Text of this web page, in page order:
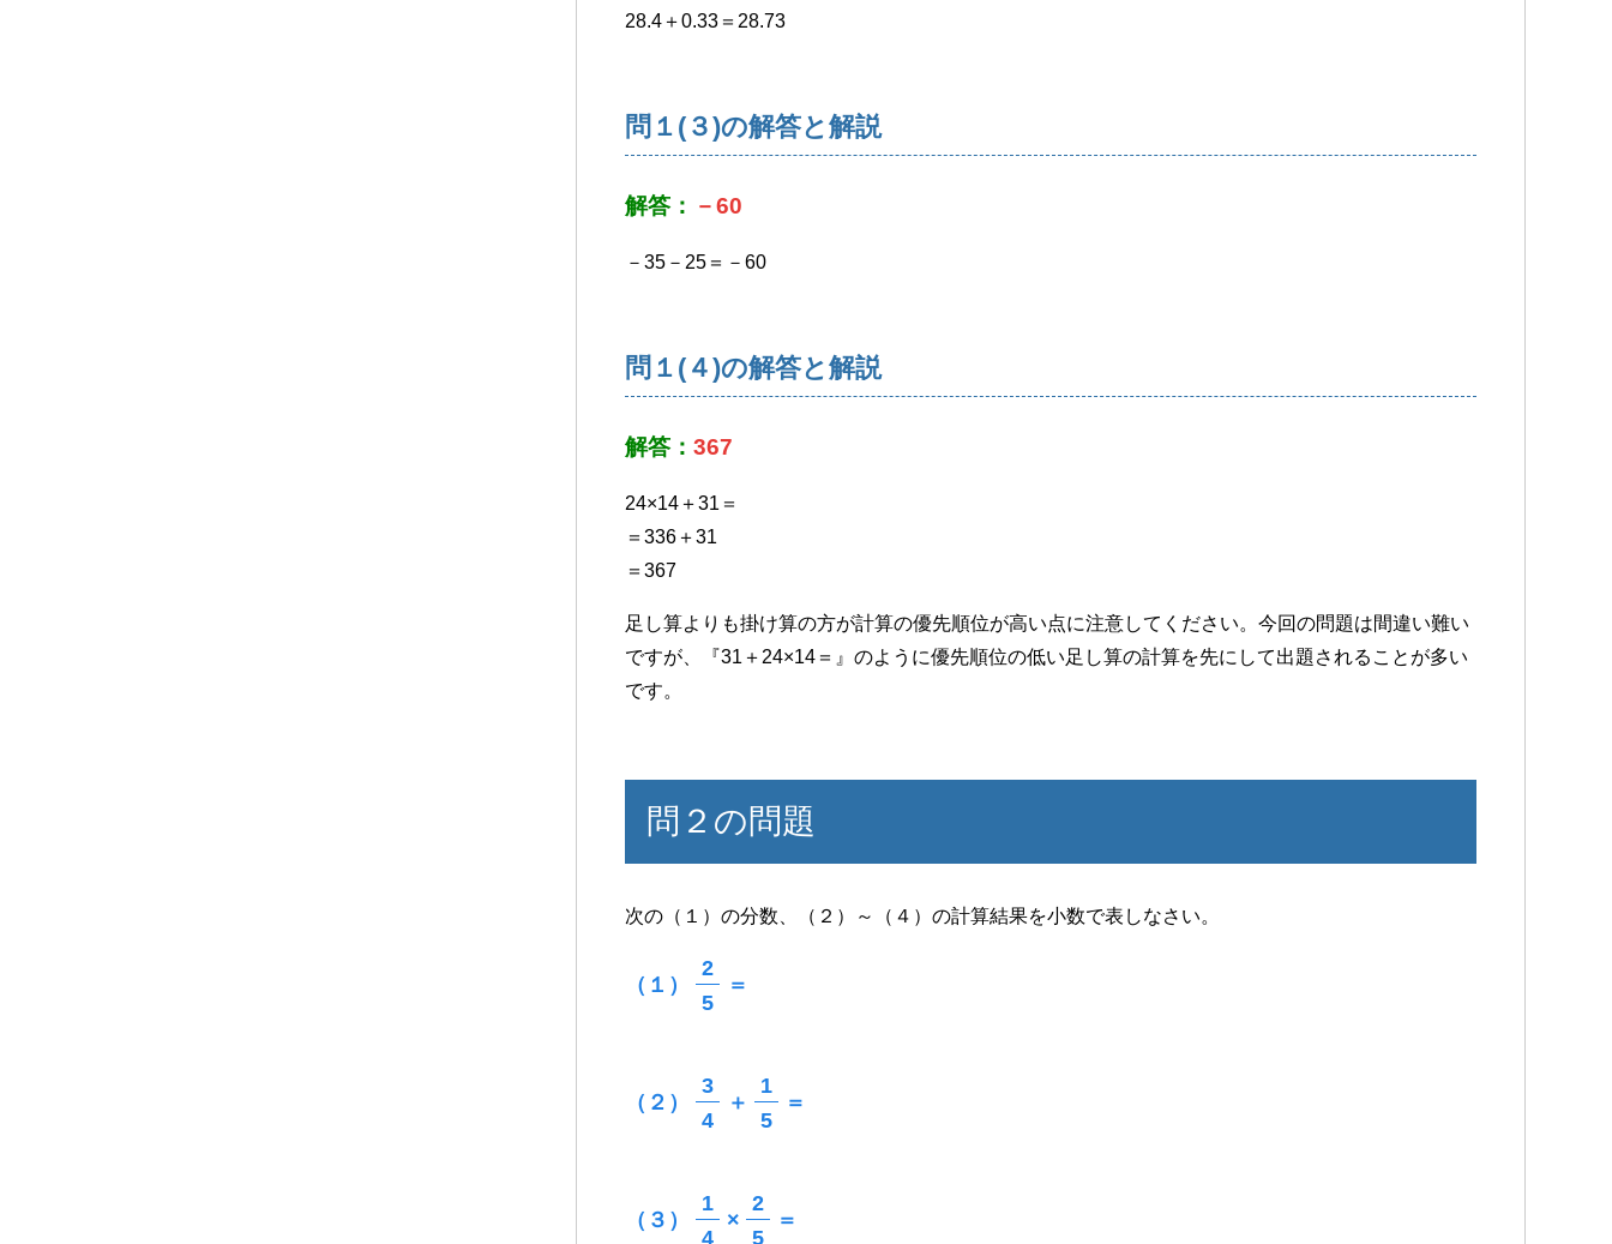
28.4＋0.33＝28.73
問１(３)の解答と解説
解答： －60
－35－25＝－60
問１(４)の解答と解説
解答： 367
24×14＋31＝
＝336＋31
＝367
足し算よりも掛け算の方が計算の優先順位が高い点に注意してください。今回の問題は間違い難い
ですが、『31＋24×14＝』のように優先順位の低い足し算の計算を先にして出題されることが多い
です。
問２の問題
次の（１）の分数、（２）～（４）の計算結果を小数で表しなさい。
（１）
2
5
＝
（２）
3
4
＋
1
5
＝
（３）
1
4
×
2
5
＝